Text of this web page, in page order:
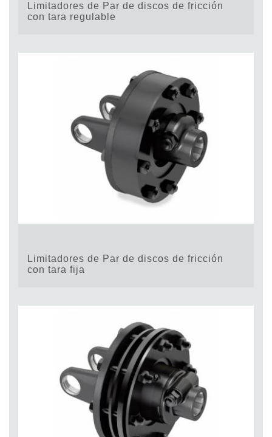
Limitadores de Par de discos de fricción
con tara regulable
Limitadores de Par de discos de fricción
con tara fija